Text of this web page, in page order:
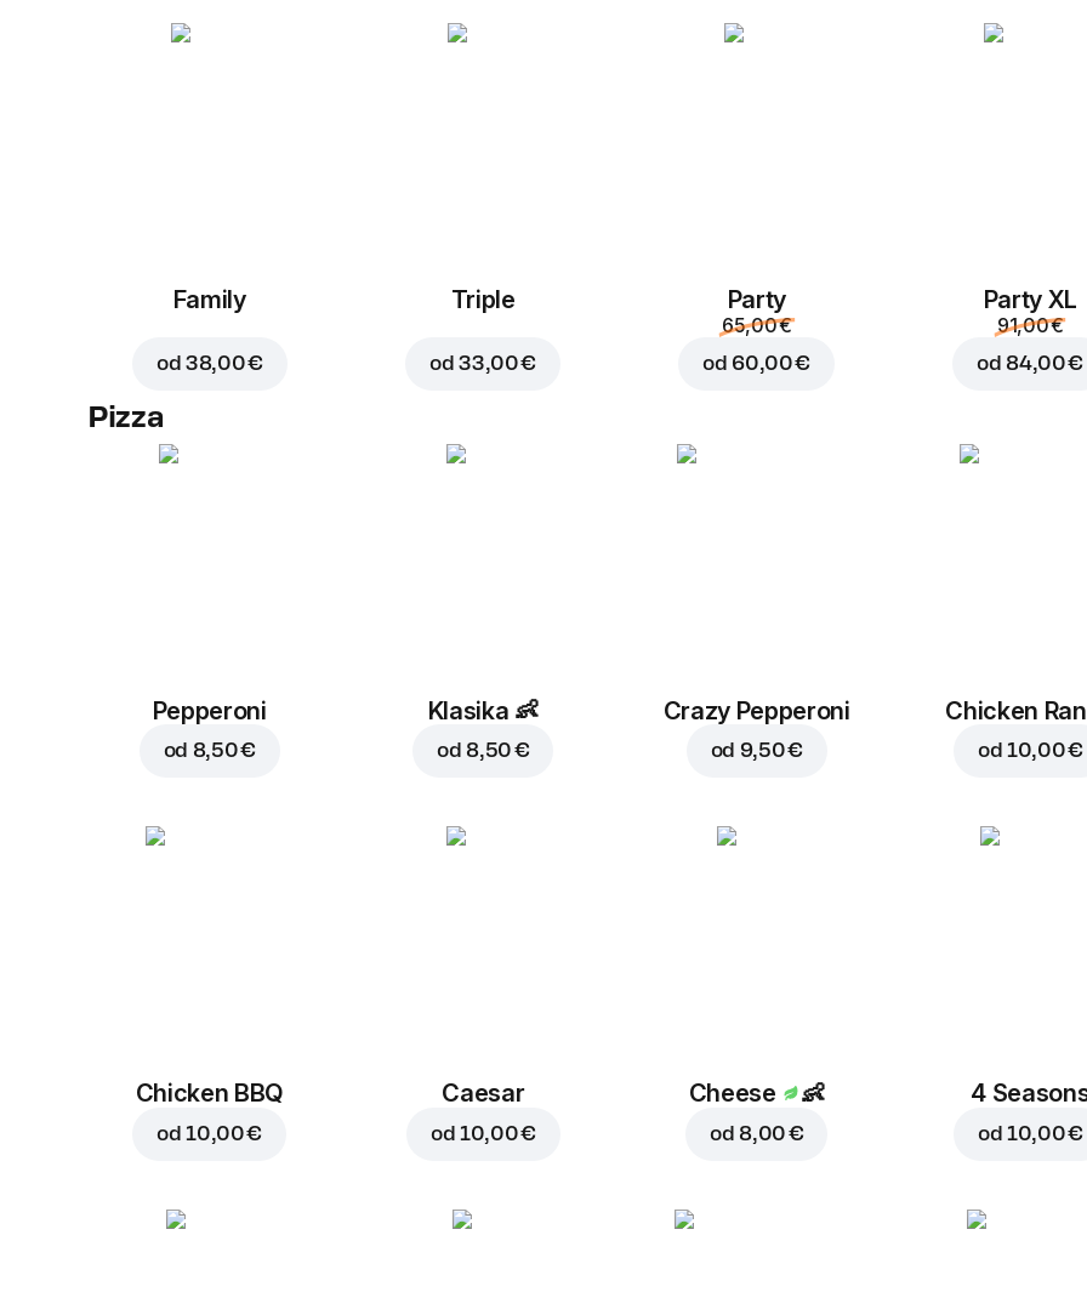
Dodaj v košaro za
Family
od 38,00 €
Triple
od33,00 €
Party
65,00 €
od 60,00 €
Party XL
91,00 €
od 84,00 €
Pizza
Pepperoni
od 8,50 €
Klasika 👶
od 8,50 €
Crazy Pepperoni
od 9,50 €
Chicken
od 10,00 €
Chicken BBQ
od 10,00 €
Caesar
od 10,00 €
Cheese 👶
od 8,00 €
4
od 10,00 €